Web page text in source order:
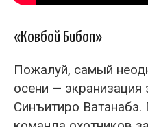
«Ковбой Бибоп»
Пожалуй, самый
осени — экранизация
Синъитиро